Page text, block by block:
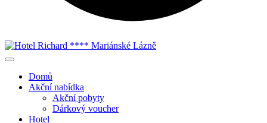
Domů
Akční nabídka
Akční pobyty
Dárkový voucher
Hotel